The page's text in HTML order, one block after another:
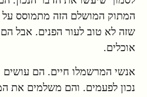
המתוק המושלם הזה מתמוסס על
שזה לא טוב לעור הפנים. אבל
אוכלים.
אנשי המרשמלו חיים. הם עושים
נכון לפעמים. והם משלמים את